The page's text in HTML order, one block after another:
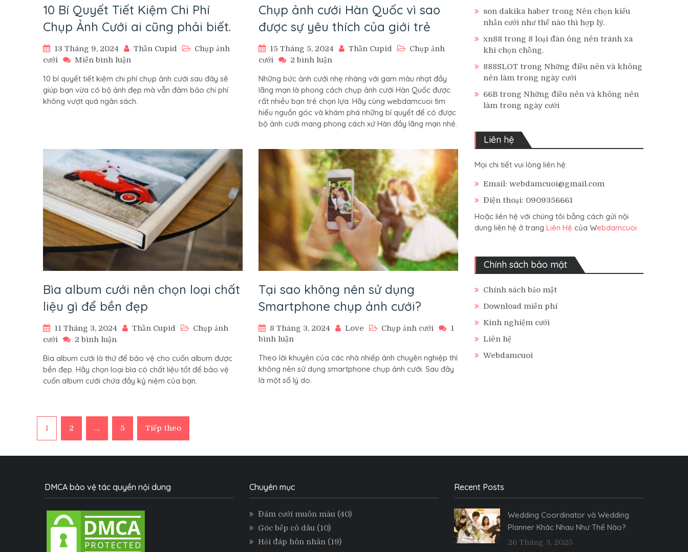
10 Bí Quyết Tiết Kiệm Chi Phí
Chụp Ảnh Cưới ai cũng phải biết.
13 Tháng 9, 2024 Thần Cupid
Chụp ảnh
cưới
Miễn bình luận
Bí
Quyết
Tiết
Ảnh
Cưới
ai
cũng
phải
biết.
10 bí quyết tiết kiệm chi phí chụp ảnh cưới sau đây sẽ
giúp bạn vừa có bộ ảnh đẹp mà vẫn đảm bảo chi phí
không vượt quá ngân sách.
Chụp ảnh cưới Hàn Quốc vì sao
được sự yêu thích của giới trẻ
15 Tháng 5, 2024 Thần Cupid
Chụp ảnh
cưới
2 bình luận
ảnh
cưới
Hàn
Quốc
vì
sự
yêu
thích
của
giới
trẻ
Những bức ảnh cưới nhẹ nhàng với gam màu nhạt đầy
lãng mạn là phong cách chụp ảnh cưới Hàn Quốc được
rất nhiều bạn trẻ chọn lựa. Hãy cùng webdamcuoi tìm
hiểu nguồn góc và khám phá những bí quyết để có được
bộ ảnh cưới mang phong cách xứ Hàn đầy lãng mạn nhé.
Bìa album cưới nên chọn loại chất
liệu gì để bền đẹp
11 Tháng 3, 2024 Thần Cupid
Chụp ảnh
cưới
2 bình luận
album
cưới
nên
liệu
bền
Bìa album cưới là thứ để bảo vệ cho cuốn album được
bền đẹp. Hãy chọn loại bìa có chất liệu tốt để bảo vệ
cuốn album cưới chứa đầy kỷ niệm của bạn.
Tại sao không nên sử dụng
Smartphone chụp ảnh cưới?
8 Tháng 3, 2024 Love Chụp ảnh cưới
1
bình luận
sao
không
nên
Theo lời khuyên của các nhà nhiếp ảnh chuyên nghiệp thì
không nên sử dụng smartphone chụp ảnh cưới. Sau đây
là một số lý do.
Phân
trang
bài
viết
1 2 … 5 Tiếp theo
son dakika haber trong Nên chọn kiểu
nhẫn cưới như thế nào thì hợp lý.
xn88 trong 8 loại đàn ông nên tránh xa
khi chọn chồng.
888SLOT trong Những điều nên và không
nên làm trong ngày cưới
66B trong Những điều nên và không nên
làm trong ngày cưới
Liên hệ
Mọi chi tiết vui lòng liên hệ:
Email: webdamcuoi@gmail.com
Điện thoại: 0909356661
Hoặc liên hệ với chúng tôi bằng cách gửi nội
dung liên hệ ở trang Liên Hệ của Webdamcuoi
Chính sách bảo mật
Chính sách bảo mật
Download miễn phí
Kinh nghiệm cưới
Liên hệ
Webdamcuoi
DMCA bảo vệ tác quyền nội dung Chuyên mục
Đám cưới muôn màu(40)
Góc bếp cô dâu(10)
Hỏi đáp hôn nhân(19)
Recent Posts
Wedding Coordinator và Wedding
Planner Khác Nhau Như Thế Nào?
26 Tháng 3, 2025